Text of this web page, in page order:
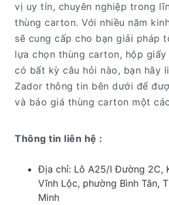
vị uy tín, chuyên nghiệp trong
thùng carton. Với nhiều năm
sẽ cung cấp cho bạn giải pháp
lựa chọn thùng carton, hộp giấy
có bất kỳ câu hỏi nào, bạn hãy
Zador thông tin bên dưới để
và báo giá thùng carton một
Thông tin liên hệ :
Địa chỉ: Lô A25/I Đường 2C,
Vĩnh Lộc, phường Bình Tân,
Minh